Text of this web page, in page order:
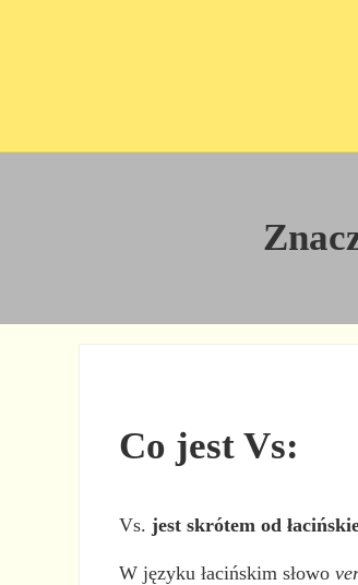
Co jest Vs:
Vs.jest skrótem od
W języku łacińskim słowo